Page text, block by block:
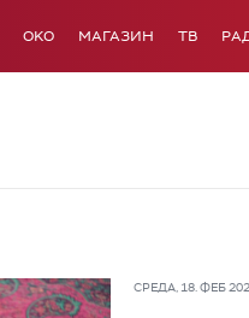
OKO МАГАЗИН ТВ
СРЕДА, 18. ФЕБ